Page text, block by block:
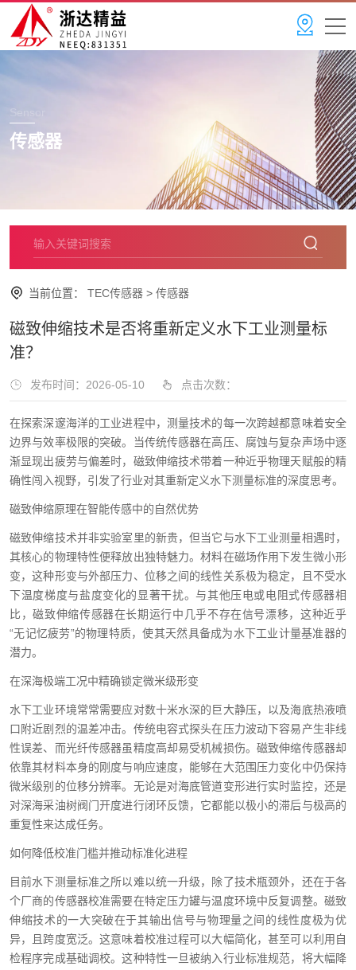
Sensor
传感器
当前位置： TEC传感器 > 传感器
磁致伸缩技术是否将重新定义水下工业测量标
准？
发布时间：2026-05-10 点击次数：
在探索深邃海洋的工业进程中，测量技术的每一次跨越都意味着安全
边界与效率极限的突破。当传统传感器在高压、腐蚀与复杂声场中逐
渐显现出疲劳与偏差时，磁致伸缩技术带着一种近乎物理天赋般的精
确性闯入视野，引发了行业对其重新定义水下测量标准的深度思考。
磁致伸缩原理在智能传感中的自然优势
磁致伸缩技术并非实验室里的新贵，但当它与水下工业测量相遇时，
其核心的物理特性便释放出独特魅力。材料在磁场作用下发生微小形
变，这种形变与外部压力、位移之间的线性关系极为稳定，且不受水
下温度梯度与盐度变化的显著干扰。与其他压电或电阻式传感器相
比，磁致伸缩传感器在长期运行中几乎不存在信号漂移，这种近乎
“无记忆疲劳”的物理特质，使其天然具备成为水下工业计量基准器的
潜力。
在深海极端工况中精确锁定微米级形变
水下工业环境常常需要应对数十米水深的巨大静压，以及海底热液喷
口附近剧烈的温差冲击。传统电容式探头在压力波动下容易产生非线
性误差、而光纤传感器虽精度高却易受机械损伤。磁致伸缩传感器却
依靠其材料本身的刚度与响应速度，能够在大范围压力变化中仍保持
微米级别的位移分辨率。无论是对海底管道变形进行实时监控，还是
对深海采油树阀门开度进行闭环反馈，它都能以极小的滞后与极高的
重复性来达成任务。
如何降低校准门槛并推动标准化进程
目前水下测量标准之所以难以统一升级，除了技术瓶颈外，还在于各
个厂商的传感器校准需要在特定压力罐与温度环境中反复调整。磁致
伸缩技术的一大突破在于其输出信号与物理量之间的线性度极为优
异，且跨度宽泛。这意味着校准过程可以大幅简化，甚至可以利用自
检程序完成基础调校。这种特性一旦被纳入行业标准规范，将大幅降